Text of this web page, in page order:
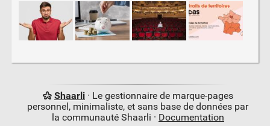
Shaarli· Le gestionnaire de marque-pages
personnel, minimaliste, et sans base de données par
la communauté Shaarli · Documentation